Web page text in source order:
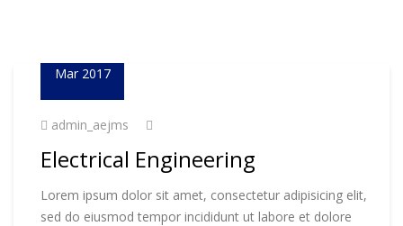
Mar 2017
admin_aejms
Electrical Engineering
Lorem ipsum dolor sit amet, consectetur adipisicing elit,
sed do eiusmod tempor incididunt ut labore et dolore